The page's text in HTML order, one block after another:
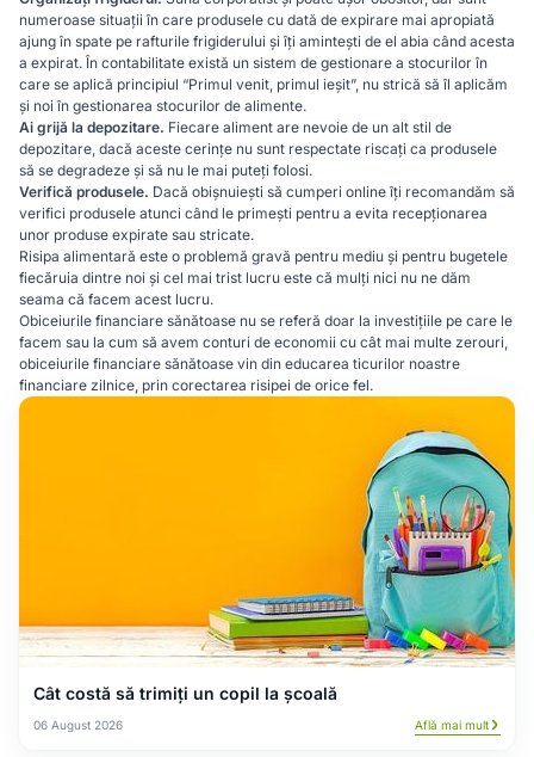
numeroase situații în care produsele cu dată de expirare mai apropiată
ajung în spate pe rafturile frigiderului și îți amintești de el abia când acesta
a expirat. În contabilitate există un sistem de gestionare a stocurilor în
care se aplică principiul “Primul venit, primul ieșit”, nu strică să îl aplicăm
și noi în gestionarea stocurilor de alimente.
Ai grijă la depozitare. Fiecare aliment are nevoie de un alt stil de
depozitare, dacă aceste cerințe nu sunt respectate riscați ca produsele
să se degradeze și să nu le mai puteți folosi.
Verifică produsele. Dacă obișnuiești să cumperi online îți recomandăm să
verifici produsele atunci când le primești pentru a evita recepționarea
unor produse expirate sau stricate.
Risipa alimentară este o problemă gravă pentru mediu și pentru bugetele
fiecăruia dintre noi și cel mai trist lucru este că mulți nici nu ne dăm
seama că facem acest lucru.
Obiceiurile financiare sănătoase nu se referă doar la investițiile pe care le
facem sau la cum să avem conturi de economii cu cât mai multe zerouri,
obiceiurile financiare sănătoase vin din educarea ticurilor noastre
financiare zilnice, prin corectarea risipei de orice fel.
Cât costă să trimiți un copil la școală
06 August 2026 Află mai mult